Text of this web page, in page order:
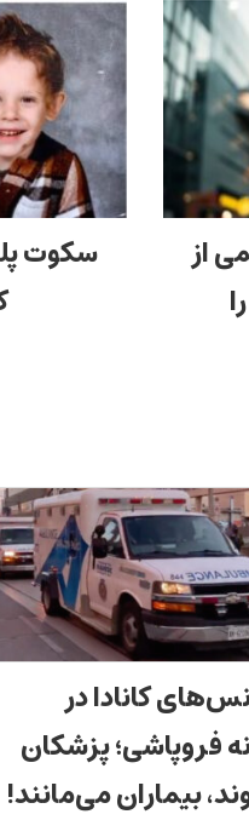
از
سکوت
کانادا در
فروپاشی؛ پزشکان
بیماران می‌مانند!